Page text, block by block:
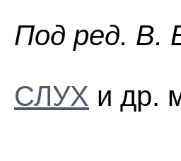
Пoд peд. B.
СЛУХ и др.